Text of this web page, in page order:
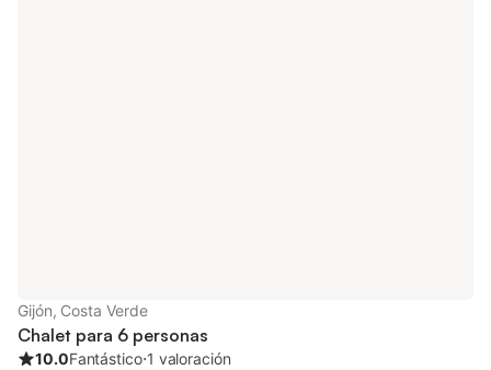
Gijón, Costa Verde
Chalet para 6 personas
10.0Fantástico⋅1 valoración